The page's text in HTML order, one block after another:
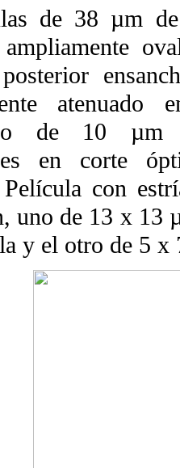
de 38 µm de
de 10 µm
en corte
Película con
uno de 13 x 13
y el otro de 5